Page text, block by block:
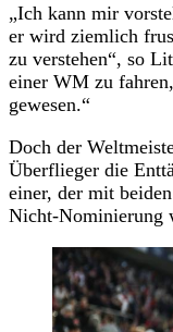
„Ich kann mir
er wird ziemlich
zu verstehen“, so
einer WM zu
gewesen.“
Doch der
Überflieger die
einer, der mit
Nicht-Nominierung